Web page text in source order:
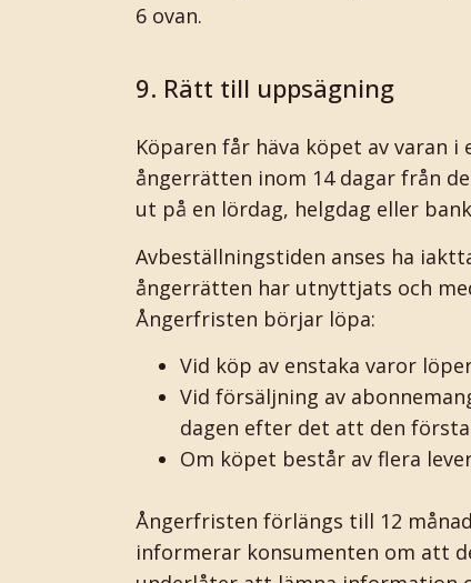
6 ovan.
9. Rätt till uppsägning
Köparen får häva köpet av varan
ångerrätten inom 14 dagar från
ut på en lördag, helgdag eller
Avbeställningstiden anses ha
ångerrätten har utnyttjats och
Ångerfristen börjar löpa:
Vid köp av enstaka varor
Vid försäljning av
dagen efter det att den
Om köpet består av flera
Ångerfristen förlängs till 12
informerar konsumenten om att